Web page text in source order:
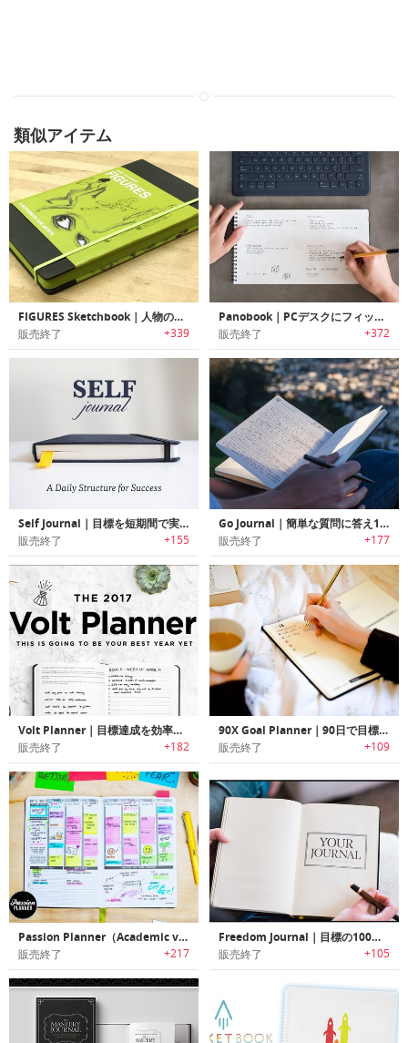
類似アイテム
FIGURES Sketchbook｜人物の描き方が学習可能なハウツースケッチブック「フィギュアスケッチブック」
販売終了 +339
Panobook｜PCデスクにフィットするようにデザインされたパノラマデザインノートブック「パノブック」
販売終了 +372
Self Journal｜目標を短期間で実現するデイリープランナー「セルフジャーナル」
販売終了 +155
Go Journal｜簡単な質問に答え1日10分で目標設定/レビューが可能なジャーナル「ゴージャーナル」
販売終了 +177
Volt Planner｜目標達成を効率よくサポートするスケジュール帳「ボルトプランナー」2017年度版
販売終了 +182
90X Goal Planner｜90日で目標達成する手帳「90Xゴールプランナー」
販売終了 +109
Passion Planner（Academic version ）｜人生設計のための便利帳「パッションプランナー」（アカデミック版）
販売終了 +217
Freedom Journal｜目標の100日間達成をサポートするプランナー「フリーダムジャーナル」
販売終了 +105